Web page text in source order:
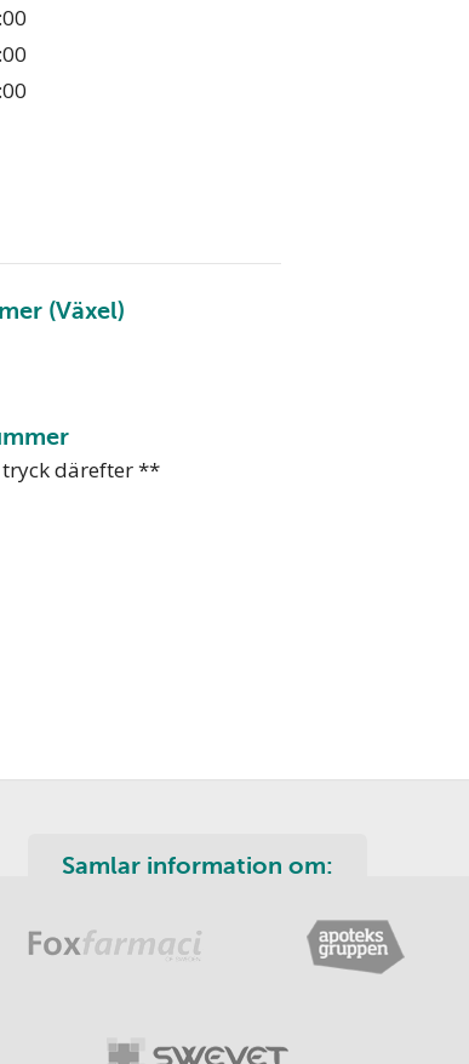
(Växel)
tryck därefter **
Samlar information om: